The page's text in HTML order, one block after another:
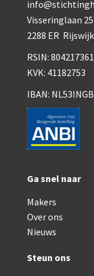
Smith, Beck
Beck &
Nachet,
Beck &
Bianchi,
Hartnack
Visseringlaan 25
2288 ER Rijswijk
RSIN: 804217361
KVK: 41182753
IBAN:
Ga snel naar
Makers
Over ons
Nieuws
Steun ons